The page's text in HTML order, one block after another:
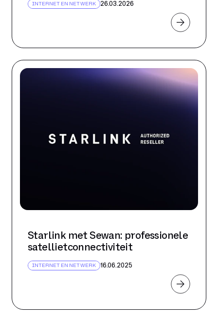
INTERNET EN NETWERK 26.03.2026
Starlink met Sewan: professionele
satellietconnectiviteit
INTERNET EN NETWERK 16.06.2025